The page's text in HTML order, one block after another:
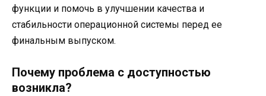
функции и помочь в улучшении качества и
стабильности операционной системы перед ее
финальным выпуском.
Почему проблема с доступностью
возникла?